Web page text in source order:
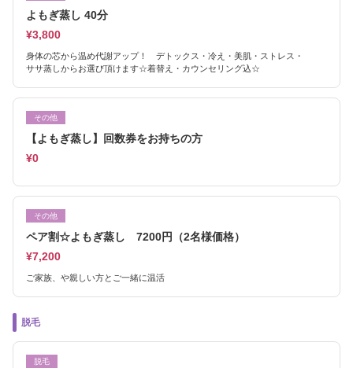
よもぎ蒸し 40分
¥3,800
身体の芯から温め代謝アップ！ デトックス・冷え・美肌・ストレス・
ササ蒸しからお選び頂けます☆着替え・カウンセリング込☆
その他
【よもぎ蒸し】回数券をお持ちの方
¥0
その他
ペア割☆よもぎ蒸し 7200円（2名様価格）
¥7,200
ご家族、や親しい方とご一緒に温活
脱毛
脱毛